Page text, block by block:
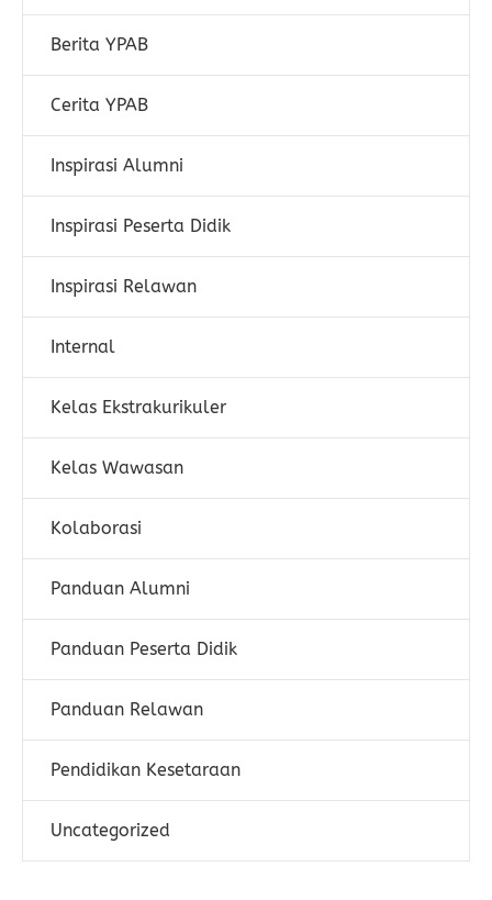
Berita YPAB
Cerita YPAB
Inspirasi Alumni
Inspirasi Peserta Didik
Inspirasi Relawan
Internal
Kelas Ekstrakurikuler
Kelas Wawasan
Kolaborasi
Panduan Alumni
Panduan Peserta Didik
Panduan Relawan
Pendidikan Kesetaraan
Uncategorized